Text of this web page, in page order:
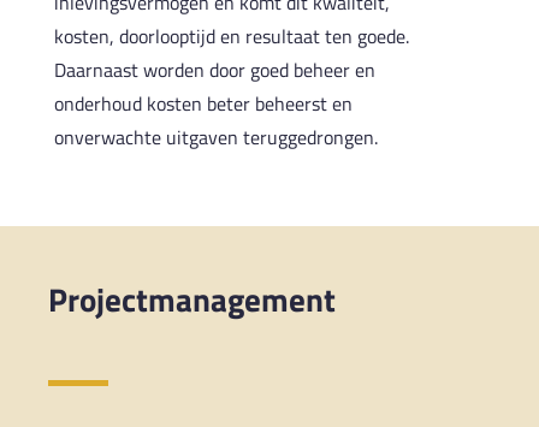
kosten, doorlooptijd en resultaat ten goede.
Daarnaast worden door goed beheer en
onderhoud kosten beter beheerst en
onverwachte uitgaven teruggedrongen.
Projectmanagement